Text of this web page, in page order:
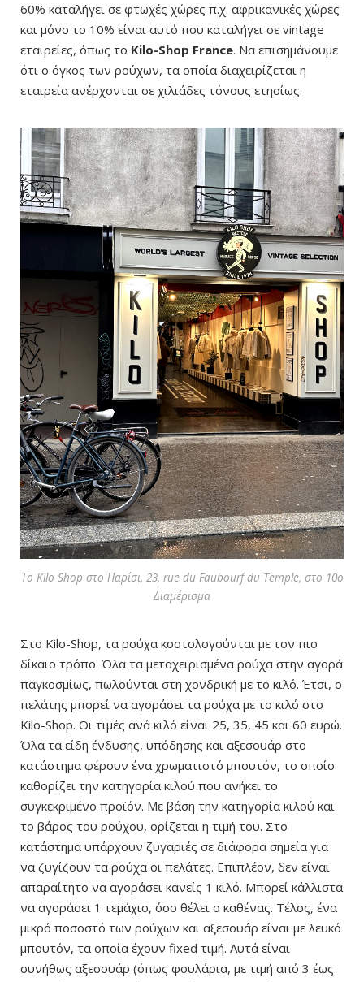
60% καταλήγει σε φτωχές χώρες π.χ. αφρικανικές χώρες
και μόνο το 10% είναι αυτό που καταλήγει σε vintage
εταιρείες, όπως το Kilo-Shop France. Να επισημάνουμε
ότι ο όγκος των ρούχων, τα οποία διαχειρίζεται η
εταιρεία ανέρχονται σε χιλιάδες τόνους ετησίως.
Το Kilo Shop στο Παρίσι, 23, rue du Faubourf du Temple, στο 10ο
Διαμέρισμα
Στο Kilo-Shop, τα ρούχα κοστολογούνται με τον πιο
δίκαιο τρόπο. Όλα τα μεταχειρισμένα ρούχα στην αγορά
παγκοσμίως, πωλούνται στη χονδρική με το κιλό. Έτσι, ο
πελάτης μπορεί να αγοράσει τα ρούχα με το κιλό στο
Kilo-Shop. Οι τιμές ανά κιλό είναι 25, 35, 45 και 60 ευρώ.
Όλα τα είδη ένδυσης, υπόδησης και αξεσουάρ στο
κατάστημα φέρουν ένα χρωματιστό μπουτόν, το οποίο
καθορίζει την κατηγορία κιλού που ανήκει το
συγκεκριμένο προϊόν. Με βάση την κατηγορία κιλού και
το βάρος του ρούχου, ορίζεται η τιμή του. Στο
κατάστημα υπάρχουν ζυγαριές σε διάφορα σημεία για
να ζυγίζουν τα ρούχα οι πελάτες. Επιπλέον, δεν είναι
απαραίτητο να αγοράσει κανείς 1 κιλό. Μπορεί κάλλιστα
να αγοράσει 1 τεμάχιο, όσο θέλει ο καθένας. Τέλος, ένα
μικρό ποσοστό των ρούχων και αξεσουάρ είναι με λευκό
μπουτόν, τα οποία έχουν fixed τιμή. Αυτά είναι
συνήθως αξεσουάρ (όπως φουλάρια, με τιμή από 3 έως